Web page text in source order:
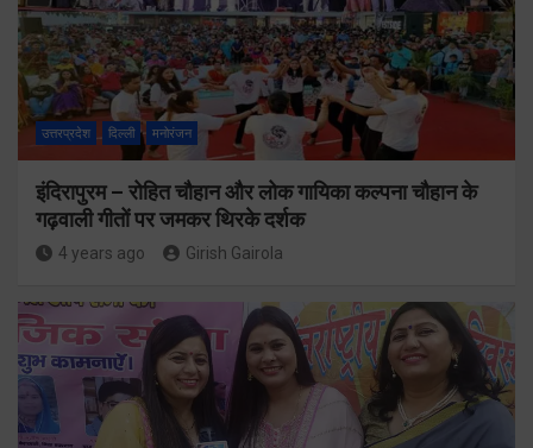
उत्तरप्रदेश दिल्ली मनोरंजन
इंदिरापुरम – रोहित चौहान और लोक गायिका कल्पना चौहान के
गढ़वाली गीतों पर जमकर थिरके दर्शक
4 years ago Girish Gairola